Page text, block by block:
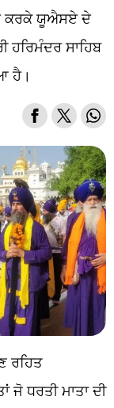
ਕਰਕੇ ਯੂਐਸਏ ਦੇ
ਹਰਿਮੰਦਰ ਸਾਹਿਬ
ਹੈ।
ਰਹਿਤ
ਜੋ ਧਰਤੀ ਮਾਤਾ ਦੀ